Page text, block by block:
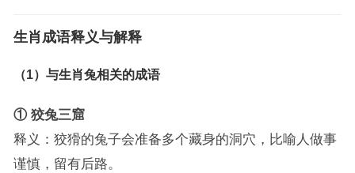
生肖成语释义与解释
（1）与生肖兔相关的成语
① 狡兔三窟
释义：狡猾的兔子会准备多个藏身的洞穴，比喻人做事
谨慎，留有后路。